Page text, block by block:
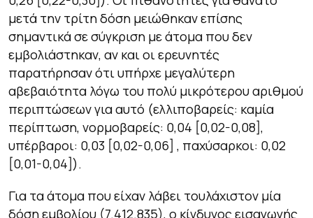
μετά την τρίτη δόση μειώθηκαν επίσης
σημαντικά σε σύγκριση με άτομα που δεν
εμβολιάστηκαν, αν και οι ερευνητές
παρατήρησαν ότι υπήρχε μεγαλύτερη
αβεβαιότητα λόγω του πολύ μικρότερου αριθμού
περιπτώσεων για αυτό (ελλιποβαρείς: καμία
περίπτωση, νορμοβαρείς: 0,04 [0,02-0,08],
υπέρβαροι: 0,03 [0,02-0,06] , παχύσαρκοι: 0,02
[0,01-0,04]).
Για τα άτομα που είχαν λάβει τουλάχιστον μία
δόση εμβολίου (7.412.835), ο κίνδυνος εισαγωγής